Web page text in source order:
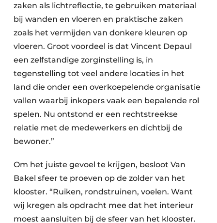
zaken als lichtreflectie, te gebruiken materiaal
bij wanden en vloeren en praktische zaken
zoals het vermijden van donkere kleuren op
vloeren. Groot voordeel is dat Vincent Depaul
een zelfstandige zorginstelling is, in
tegenstelling tot veel andere locaties in het
land die onder een overkoepelende organisatie
vallen waarbij inkopers vaak een bepalende rol
spelen. Nu ontstond er een rechtstreekse
relatie met de medewerkers en dichtbij de
bewoner.”
Om het juiste gevoel te krijgen, besloot Van
Bakel sfeer te proeven op de zolder van het
klooster. “Ruiken, rondstruinen, voelen. Want
wij kregen als opdracht mee dat het interieur
moest aansluiten bij de sfeer van het klooster.